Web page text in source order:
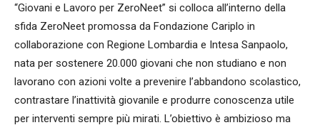
“Giovani e Lavoro per ZeroNeet” si colloca all’interno della
sfida ZeroNeet promossa da Fondazione Cariplo in
collaborazione con Regione Lombardia e Intesa Sanpaolo,
nata per sostenere 20.000 giovani che non studiano e non
lavorano con azioni volte a prevenire l’abbandono scolastico,
contrastare l’inattività giovanile e produrre conoscenza utile
per interventi sempre più mirati. L’obiettivo è ambizioso ma